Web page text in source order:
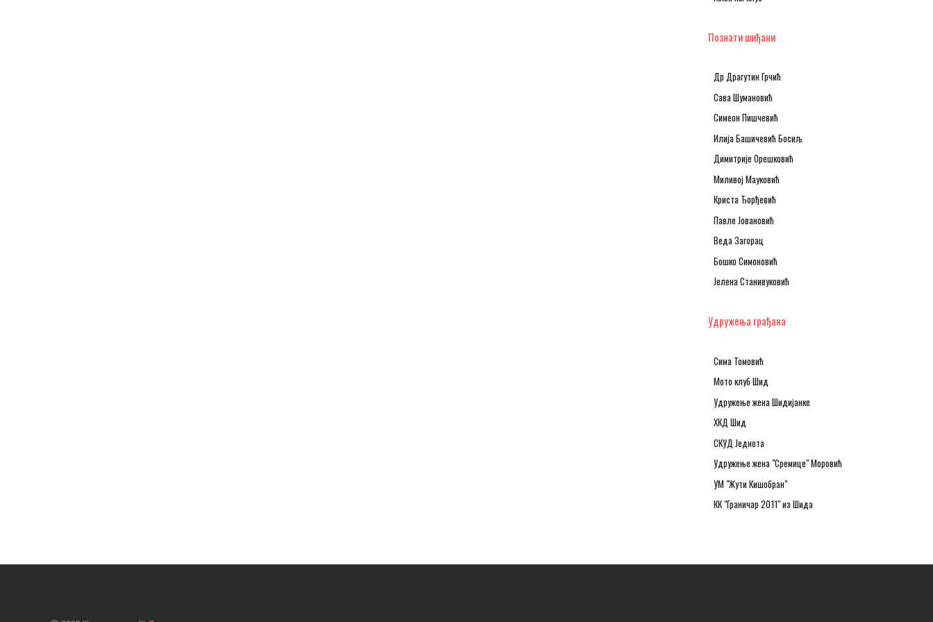
Познати шиђани
Др Драгутин Грчић
Сава Шумановић
Симеон Пишчевић
Илија Башичевић Босиљ
Димитрије Орешковић
Миливој Мауковић
Криста Ђорђевић
Павле Јовановић
Веда Загорац
Бошко Симоновић
Јелена Станивуковић
Удружења грађана
Сима Томовић
Мото клуб Шид
Удружење жена Шидијанке
ХКД Шид
СКУД Једнота
Удружење жена "Сремице" Моровић
УМ "Жути Кишобран"
КК "Граничар 2011" из Шида